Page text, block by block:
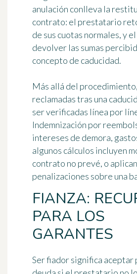
anulación conlleva la
contrato: el prestatario
de sus cuotas normales, y
devolver las sumas
concepto de caducidad.
Más allá del
reclamadas tras una
ser verificadas línea por
Indemnización por
intereses de demora,
algunos cálculos incluyen
contrato no prevé, o aplican
penalizaciones sobre una
FIANZA:
PARA LOS
GARANTES
Ser fiador significa aceptar